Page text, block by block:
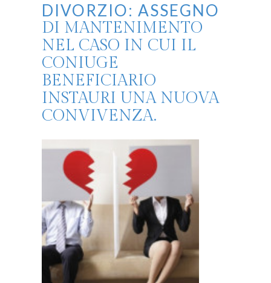
DIVORZIO: ASSEGNO
DI MANTENIMENTO
NEL CASO IN CUI IL
CONIUGE
BENEFICIARIO
INSTAURI UNA NUOVA
CONVIVENZA.